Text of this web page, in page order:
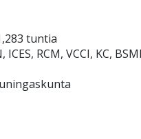
tuntia
RCM, VCCI, KC,